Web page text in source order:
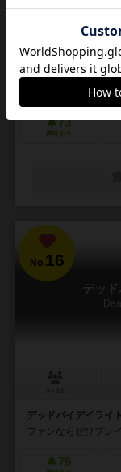
悪夢のような街で他
ＰＳ４で発売された
ーム化。 かつて栄華
びこっていた。あな
73
興味あり
No. 16
デッ
デッドバイデイライ
ファンならぜひプレ
79